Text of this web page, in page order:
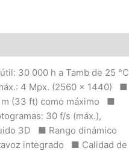
30 000 h a Tamb de 25 °C
4 Mpx. (2560 × 1440) ■
m (33 ft) como máximo ■
30 f/s (máx.),
3D ■ Rango dinámico
integrado ■ Calidad de